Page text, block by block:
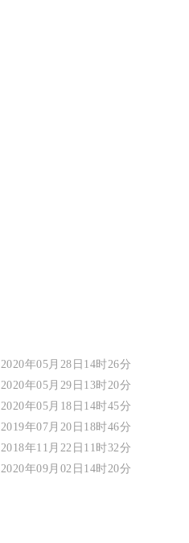
2020年05月28日14时26分
2020年05月29日13时20分
2020年05月18日14时45分
2019年07月20日18时46分
2018年11月22日11时32分
2020年09月02日14时20分